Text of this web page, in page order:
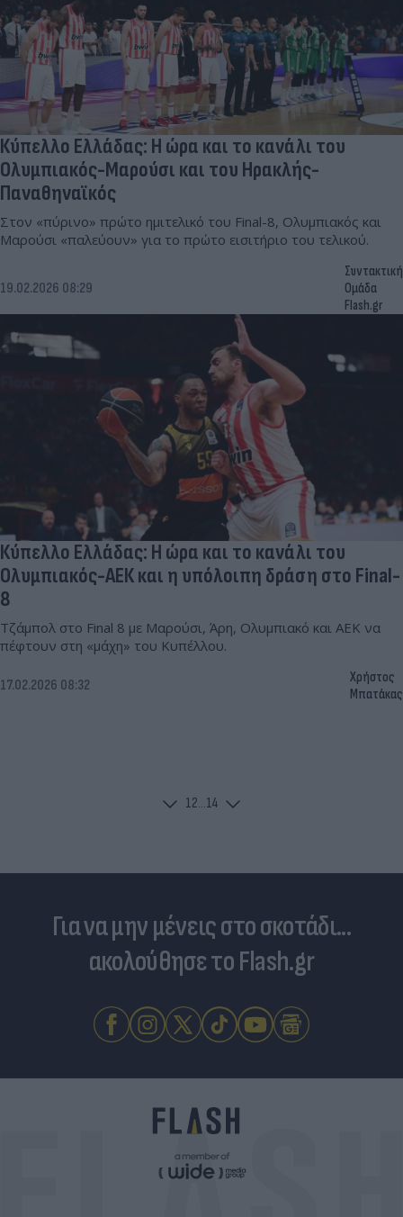
Κύπελλο Ελλάδας: Η ώρα και το κανάλι του
Ολυμπιακός-Μαρούσι και του Ηρακλής-
Παναθηναϊκός
Στον «πύρινο» πρώτο ημιτελικό του Final-8, Ολυμπιακός και
Μαρούσι «παλεύουν» για το πρώτο εισιτήριο του τελικού.
19.02.2026 08:29
Συντακτική
Ομάδα
Flash.gr
Κύπελλο Ελλάδας: Η ώρα και το κανάλι του
Ολυμπιακός-ΑΕΚ και η υπόλοιπη δράση στο Final-
8
Τζάμπολ στο Final 8 με Μαρούσι, Άρη, Ολυμπιακό και ΑΕΚ να
πέφτουν στη «μάχη» του Κυπέλλου.
17.02.2026 08:32
Χρήστος
Μπατάκας
12...14
Για να μην μένεις στο σκοτάδι...
ακολούθησε το Flash.gr